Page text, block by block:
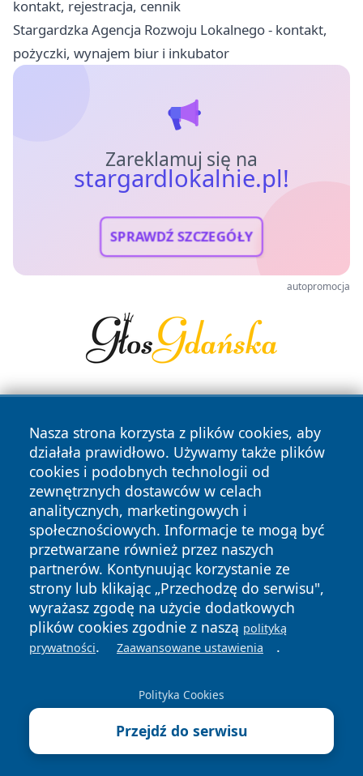
kontakt, rejestracja, cennik
Stargardzka Agencja Rozwoju Lokalnego - kontakt,
pożyczki, wynajem biur i inkubator
Zareklamuj się na
stargardlokalnie.pl!
SPRAWDŹ SZCZEGÓŁY
autopromocja
Nasza strona korzysta z plików cookies, aby
działała prawidłowo. Używamy także plików
cookies i podobnych technologii od
zewnętrznych dostawców w celach
analitycznych, marketingowych i
społecznościowych. Informacje te mogą być
przetwarzane również przez naszych
partnerów. Kontynuując korzystanie ze
strony lub klikając „Przechodzę do serwisu",
wyrażasz zgodę na użycie dodatkowych
plików cookies zgodnie z naszą polityką
prywatności. Zaawansowane ustawienia .
Polityka Cookies
Przejdź do serwisu
Copyright © 2026 stargardlokalnie.pl Wszystkie prawa
zastrzeżone.
News Autorzy
Polityka
Prywatności
Polityka
Cookies